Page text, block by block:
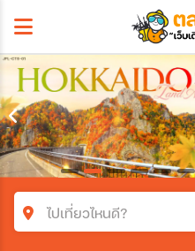
ไปเที่ยวไหนดี?